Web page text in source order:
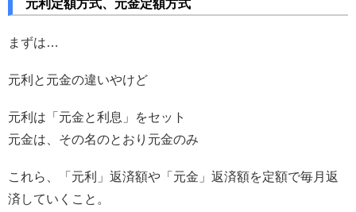
元利定額方式、元金定額方式
まずは…
元利と元金の違いやけど
元利は「元金と利息」をセット
元金は、その名のとおり元金のみ
これら、「元利」返済額や「元金」返済額を定額で毎月返
済していくこと。